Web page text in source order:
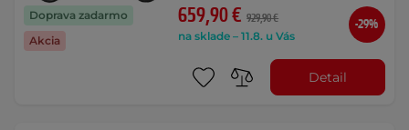
Doprava zadarmo
Akcia
659,90 € 929,90 €
na sklade – 11.8. u Vás
-29%
Detail